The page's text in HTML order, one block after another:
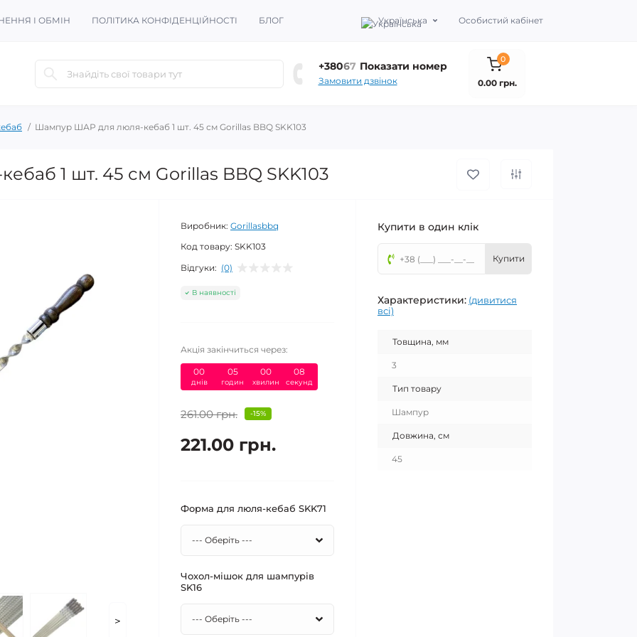
І ОБМІН ПОЛІТИКА КОНФІДЕНЦІЙНОСТІ БЛОГ Українська Особистий кабінет
+38067 Показати номер
Замовити дзвінок
0
0.00 грн.
Шампур ШАР для люля-кебаб 1 шт. 45 см Gorillas BBQ SKK103
1 шт. 45 см Gorillas BBQ SKK103
>
Виробник: Gorillasbbq
Код товару: SKK103
Відгуки: (0)
В наявності
Акція закінчиться через:
00
днів
05
годин
00
хвилин
07
секунд
261.00 грн. -15%
221.00 грн.
Форма для люля-кебаб​ SKK71
Чохол-мішок для шампурів
SK16
Купити в один клік
Купити
Характеристики: (дивитися
всі)
Товщина, мм
3
Тип товару
Шампур
Довжина, см
45